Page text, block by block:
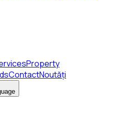
Property
ContactNoutăți